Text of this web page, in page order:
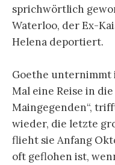
sprichwörtlich
Waterloo, der Ex-
Helena deportiert.
Goethe unternimmt
Mal eine Reise in
Maingegenden“,
wieder, die letzte
flieht sie Anfang
oft geflohen ist,